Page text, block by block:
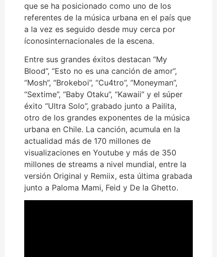
que se ha posicionado como uno de los
referentes de la música urbana en el país que
a la vez es seguido desde muy cerca por
íconosinternacionales de la escena.
Entre sus grandes éxitos destacan “My
Blood”, “Esto no es una canción de amor”,
“Mosh”, “Brokeboi”, “Cu4tro”, “Moneyman”,
“Sextime”, “Baby Otaku”, “Kawaii” y el súper
éxito “Ultra Solo”, grabado junto a Pailita,
otro de los grandes exponentes de la música
urbana en Chile. La canción, acumula en la
actualidad más de 170 millones de
visualizaciones en Youtube y más de 350
millones de streams a nivel mundial, entre la
versión Original y Remiix, esta última grabada
junto a Paloma Mami, Feid y De la Ghetto.